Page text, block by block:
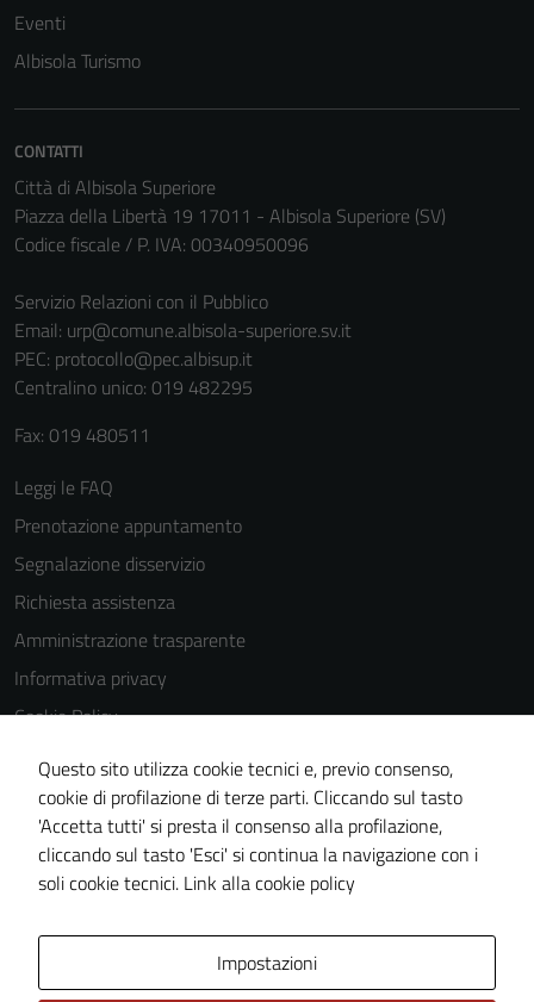
Eventi
Albisola Turismo
CONTATTI
Città di Albisola Superiore
Piazza della Libertà 19 17011 - Albisola Superiore (SV)
Codice fiscale / P. IVA: 00340950096
Servizio Relazioni con il Pubblico
Email: urp@comune.albisola-superiore.sv.it
PEC: protocollo@pec.albisup.it
Centralino unico: 019 482295
Fax: 019 480511
Leggi le FAQ
Prenotazione appuntamento
Segnalazione disservizio
Richiesta assistenza
Amministrazione trasparente
Informativa privacy
Cookie Policy
Note legali
Dichiarazione di accessibilità
Piano di miglioramento del sito
Statistiche sito web
Questo sito utilizza cookie tecnici e, previo consenso,
cookie di profilazione di terze parti. Cliccando sul tasto
'Accetta tutti' si presta il consenso alla profilazione,
cliccando sul tasto 'Esci' si continua la navigazione con i
soli cookie tecnici. Link alla cookie policy
Impostazioni
possono
essere
non raccolgono